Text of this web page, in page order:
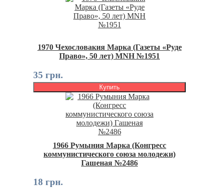
1970 Чехословакия Марка (Газеты «Руде
Право», 50 лет) MNH №1951
35 грн.
Купить
1966 Румыния Марка (Конгресс
коммунистического союза молодежи)
Гашеная №2486
18 грн.